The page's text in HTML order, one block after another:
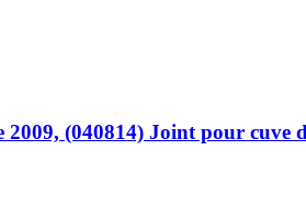
2009, (040814) Joint pour cuve